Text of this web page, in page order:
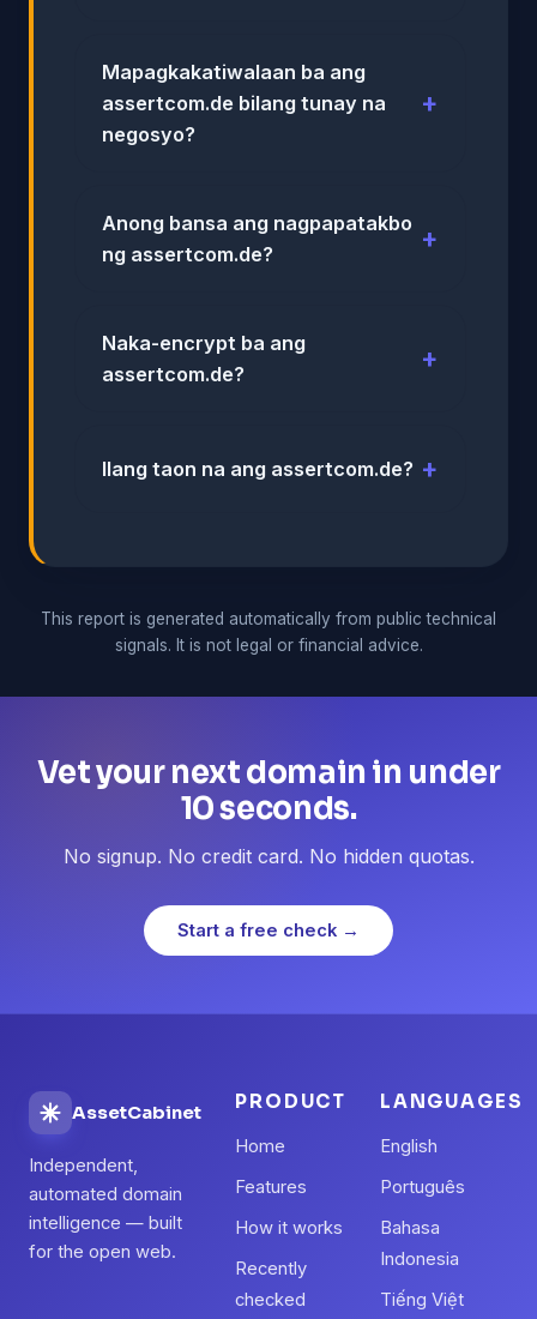
Mapagkakatiwalaan ba ang
assertcom.de bilang tunay na
negosyo?
Anong bansa ang nagpapatakbo
ng assertcom.de?
Naka-encrypt ba ang
assertcom.de?
Ilang taon na ang assertcom.de?
This report is generated automatically from public technical
signals. It is not legal or financial advice.
Vet your next domain in under
10 seconds.
No signup. No credit card. No hidden quotas.
Start a free check →
AssetCabinet
Independent,
automated domain
intelligence — built
for the open web.
PRODUCT
Home
Features
How it works
Recently
checked
LANGUAGES
English
Português
Bahasa
Indonesia
Tiếng Việt